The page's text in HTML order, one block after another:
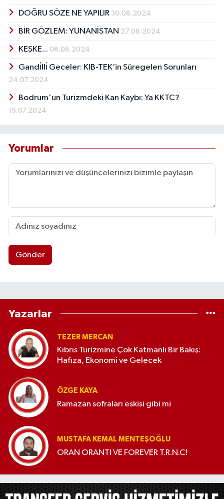
DOĞRU SÖZE NE YAPILIR 30.08.2024
BİR GÖZLEM: YUNANİSTAN 27.08.2024
KEŞKE... 08.08.2024
Gandi̇lli̇ Geceler: KIB-TEK’in Süregelen Sorunları
24.07.2024
Bodrum'un Turizmdeki Kan Kaybı: Ya KKTC?
15.07.2024
Yorumlar
Gönder
Yazarlar
TEZER MERCAN
Kıbrıs Turizmine Çok Katmanlı Bir Bakış:
Hafıza, Ekonomi ve Gelecek
ÖZGE KAYA
Ramazan sofraları eskisi gibi mi
MUSTAFA KEMAL MENTEŞOĞLU
ORAN ORANTI VE FOREVER T.R.N.C!